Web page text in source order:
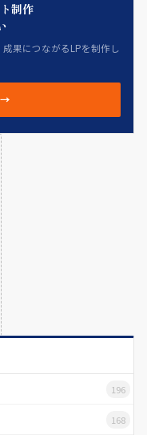
制作
果につながるLPを制作し
→
196
168